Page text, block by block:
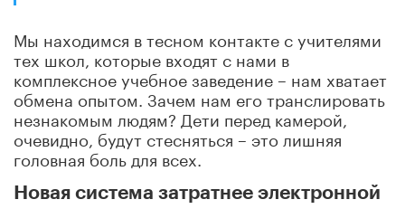
Мы находимся в тесном контакте с учителями
тех школ, которые входят с нами в
комплексное учебное заведение – нам хватает
обмена опытом. Зачем нам его транслировать
незнакомым людям? Дети перед камерой,
очевидно, будут стесняться – это лишняя
головная боль для всех.
Новая система затратнее электронной